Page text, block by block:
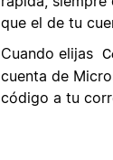
que el de tu
Cuando elijas
cuenta de
código a tu